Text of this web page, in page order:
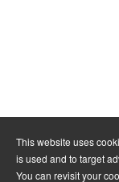
This website uses
is used and to target
You can revisit your